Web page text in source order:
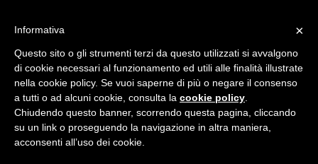
Il Blog del Garden Club di Bologna
accetta l'uso dei cookies previsto nella pagina dedicata.
Fai clic per abilitare/disabilitare il tracciamento di
Google Analytics.
OK Privacy e cookie policy
×
Informativa
Questo sito o gli strumenti terzi da questo utilizzati si avvalgono
di cookie necessari al funzionamento ed utili alle finalità illustrate
nella cookie policy. Se vuoi saperne di più o negare il consenso
a tutti o ad alcuni cookie, consulta la cookie policy
Chiudendo questo banner, scorrendo questa pagina, cliccando
su un link o proseguendo la navigazione in altra maniera,
acconsenti all’uso dei cookie.